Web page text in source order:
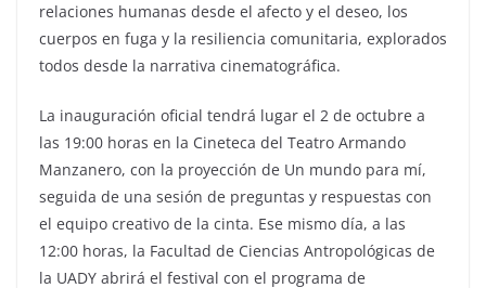
relaciones humanas desde el afecto y el deseo, los
cuerpos en fuga y la resiliencia comunitaria, explorados
todos desde la narrativa cinematográfica.
La inauguración oficial tendrá lugar el 2 de octubre a
las 19:00 horas en la Cineteca del Teatro Armando
Manzanero, con la proyección de Un mundo para mí,
seguida de una sesión de preguntas y respuestas con
el equipo creativo de la cinta. Ese mismo día, a las
12:00 horas, la Facultad de Ciencias Antropológicas de
la UADY abrirá el festival con el programa de